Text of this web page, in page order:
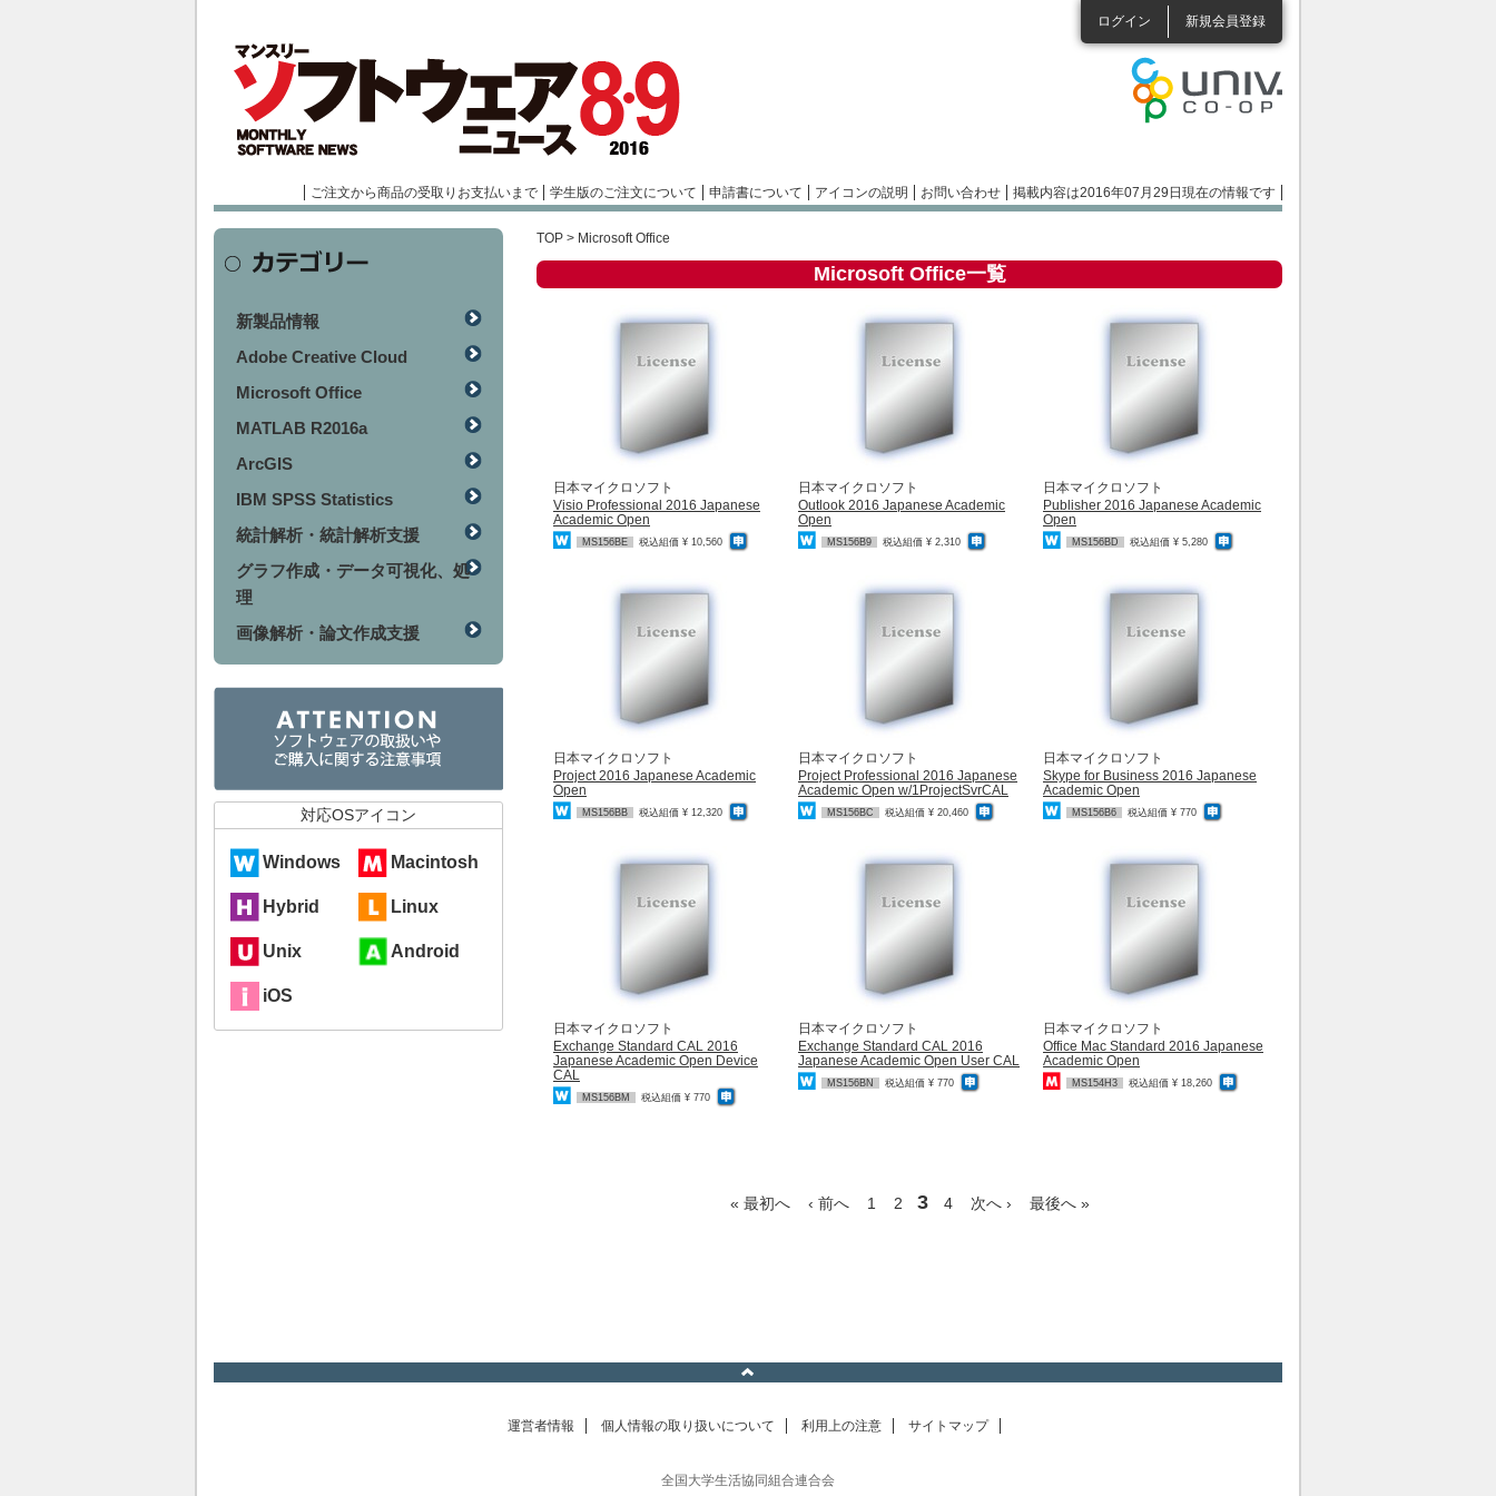
ログイン 新規会員登録
ご注文から商品の受取りお支払いまで 学生版のご注文について 申請書について アイコンの説明 お問い合わせ 掲載内容は2016年07月29日現在の情報です
TOP > Microsoft Office
Microsoft Office一覧
日本マイクロソフト
Visio Professional 2016 Japanese
Academic Open
MS156BE 税込組価 ¥ 10,560
日本マイクロソフト
Outlook 2016 Japanese Academic
Open
MS156B9 税込組価 ¥ 2,310
日本マイクロソフト
Publisher 2016 Japanese Academic
Open
MS156BD 税込組価 ¥ 5,280
日本マイクロソフト
Project 2016 Japanese Academic
Open
MS156BB 税込組価 ¥ 12,320
日本マイクロソフト
Project Professional 2016 Japanese
Academic Open w/1ProjectSvrCAL
MS156BC 税込組価 ¥ 20,460
日本マイクロソフト
Skype for Business 2016 Japanese
Academic Open
MS156B6 税込組価 ¥ 770
日本マイクロソフト
Exchange Standard CAL 2016
Japanese Academic Open Device
CAL
MS156BM 税込組価 ¥ 770
日本マイクロソフト
Exchange Standard CAL 2016
Japanese Academic Open User CAL
MS156BN 税込組価 ¥ 770
日本マイクロソフト
Office Mac Standard 2016 Japanese
Academic Open
MS154H3 税込組価 ¥ 18,260
« 最初へ ‹ 前へ 1 2 3 4 次へ › 最後へ »
新製品情報
Adobe Creative Cloud
Microsoft Office
MATLAB R2016a
ArcGIS
IBM SPSS Statistics
統計解析・統計解析支援
グラフ作成・データ可視化、処
理
画像解析・論文作成支援
対応OSアイコン
Windows Macintosh
Hybrid Linux
Unix Android
iOS
運営者情報 個人情報の取り扱いについて 利用上の注意 サイトマップ
全国大学生活協同組合連合会